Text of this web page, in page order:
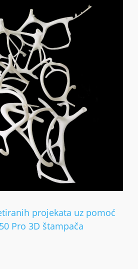
projekata uz pomoć
Pro 3D štampača